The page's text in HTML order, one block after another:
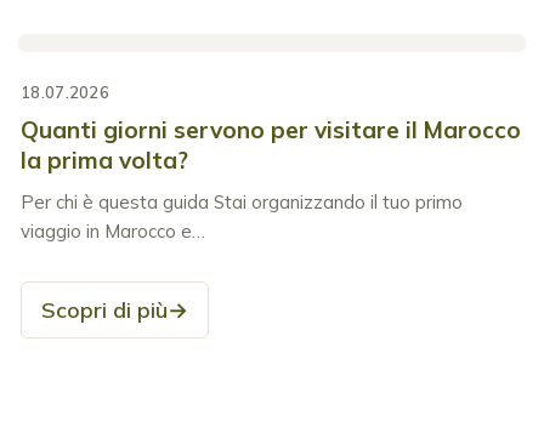
18.07.2026
Quanti giorni servono per visitare il Marocco
la prima volta?
Per chi è questa guida Stai organizzando il tuo primo
viaggio in Marocco e…
Scopri di più→